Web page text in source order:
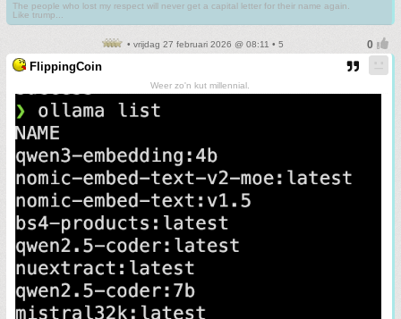
The people who lost my respect will never get a capital letter for their name again.
Like trump...
• vrijdag 27 februari 2026 @ 08:11 • 5
FlippingCoin
Weer zo'n kut millennial.